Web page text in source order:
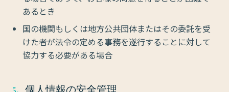
あるとき
国の機関もしくは地方公共団体またはその委託を受
けた者が法令の定める事務を遂行することに対して
協力する必要がある場合
5. 個人情報の安全管理